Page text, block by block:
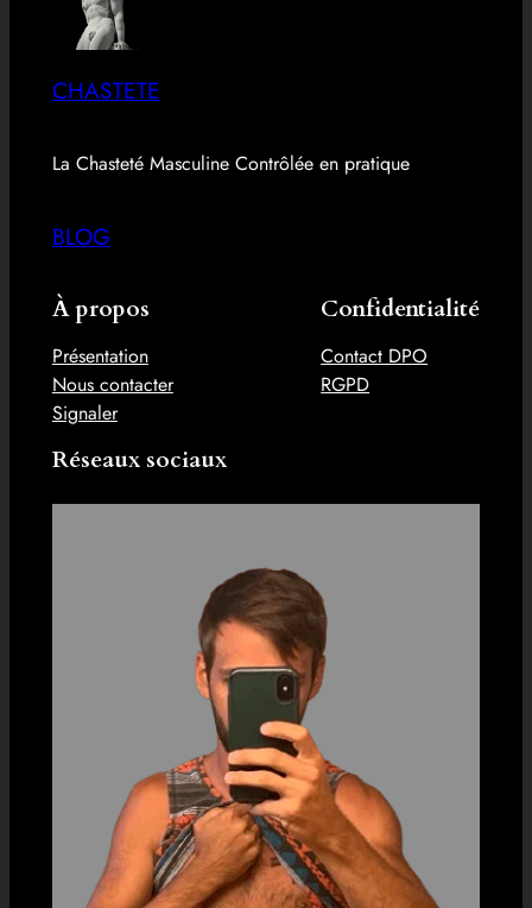
CHASTETE
La Chasteté Masculine Contrôlée en pratique
BLOG
À propos
Présentation
Nous contacter
Signaler
Confidentialité
Contact DPO
RGPD
Réseaux sociaux